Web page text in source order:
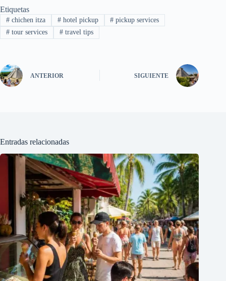
Etiquetas
#chichen itza #hotel pickup # pickup services
#tour services #travel tips
ANTERIOR SIGUIENTE
Entradas relacionadas